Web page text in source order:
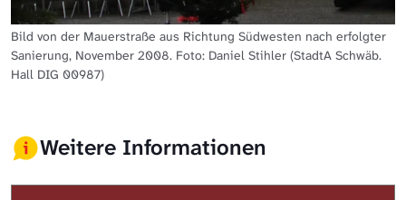
Bild von der Mauerstraße aus Richtung Südwesten nach erfolgter
Sanierung, November 2008. Foto: Daniel Stihler (StadtA Schwäb.
Hall DIG 00987)
Weitere Informationen